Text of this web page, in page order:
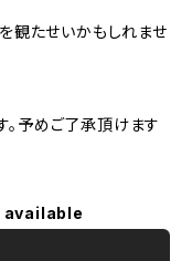
観たせいかもしれませ
。予めご了承頂けます